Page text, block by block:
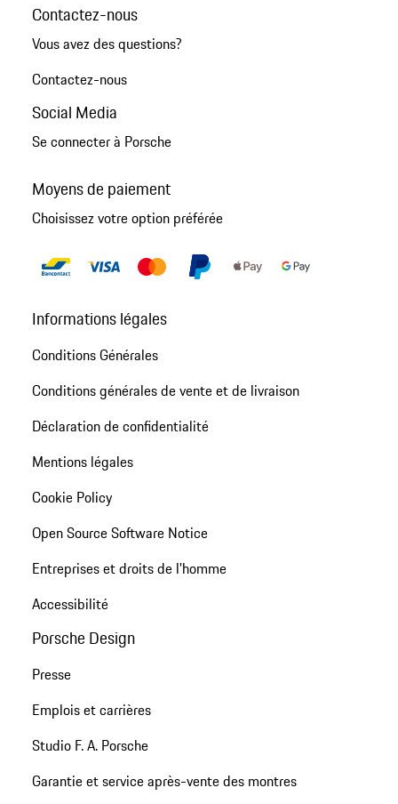
Contactez-nous
Vous avez des questions?
Contactez-nous
Social Media
Se connecter à Porsche
Moyens de paiement
Choisissez votre option préférée
Informations légales
Conditions Générales
Conditions générales de vente et de livraison
Déclaration de confidentialité
Mentions légales
Cookie Policy
Open Source Software Notice
Entreprises et droits de l'homme
Accessibilité
Porsche Design
Presse
Emplois et carrières
Studio F. A. Porsche
Garantie et service après-vente des montres